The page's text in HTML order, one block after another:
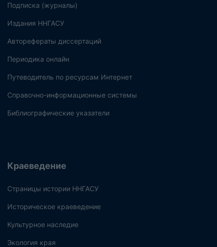
Подписка (журналы)
Издания ННГАСУ
Авторефераты диссертаций
Периодика онлайн
Путеводитель по ресурсам Интернет
Справочно-информационные системы
Библиографические указатели
Краеведение
Страницы истории ННГАСУ
Историческое краеведение
Культурное наследие
Экология края